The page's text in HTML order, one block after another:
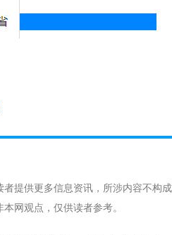
提供更多信息资讯，所涉内容不构
网观点，仅供读者参考。